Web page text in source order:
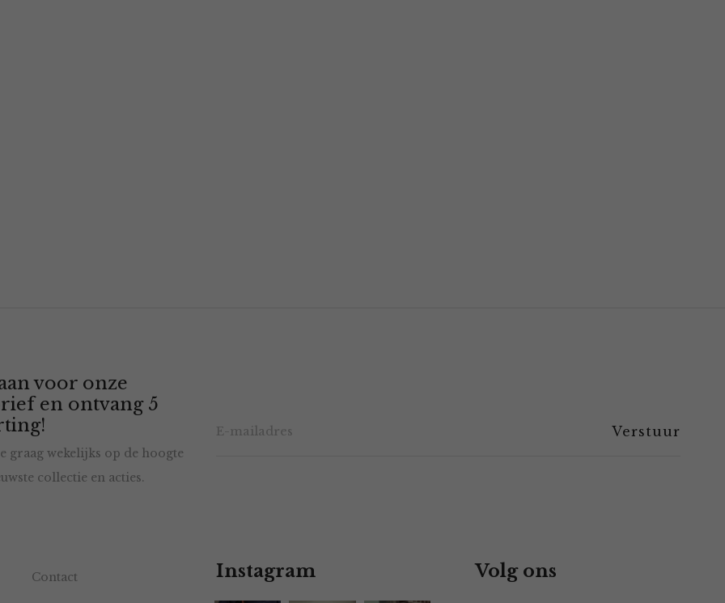
voor onze
en ontvang 5
graag wekelijks op de hoogte
collectie en acties.
Contact Instagram Volg ons